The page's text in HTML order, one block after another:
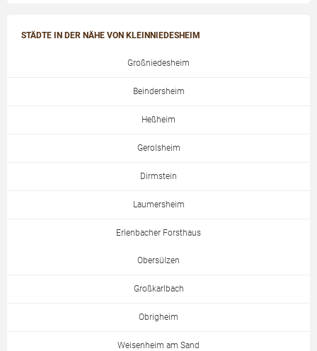
STÄDTE IN DER NÄHE VON KLEINNIEDESHEIM
Großniedesheim
Beindersheim
Heßheim
Gerolsheim
Dirmstein
Laumersheim
Erlenbacher Forsthaus
Obersülzen
Großkarlbach
Obrigheim
Weisenheim am Sand